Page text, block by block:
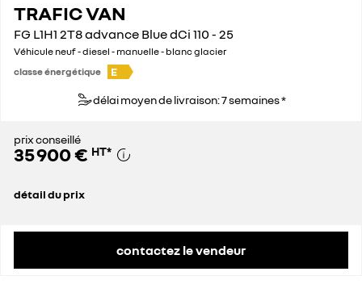
TRAFIC VAN
FG L1H1 2T8 advance Blue dCi 110 - 25
Véhicule neuf - diesel - manuelle - blanc glacier
classe énergétique
E
délai moyen de livraison: 7 semaines *
prix conseillé
35 900 € HT*
détail du prix
contactez le vendeur